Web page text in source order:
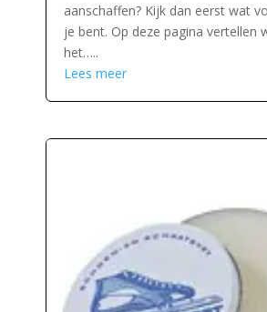
aanschaffen? Kijk dan eerst wat
je bent. Op deze pagina vertellen
het…..
Lees meer